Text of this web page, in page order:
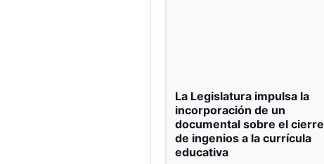
La Legislatura impulsa la
incorporación de un
documental sobre el cierre
de ingenios a la currícula
educativa